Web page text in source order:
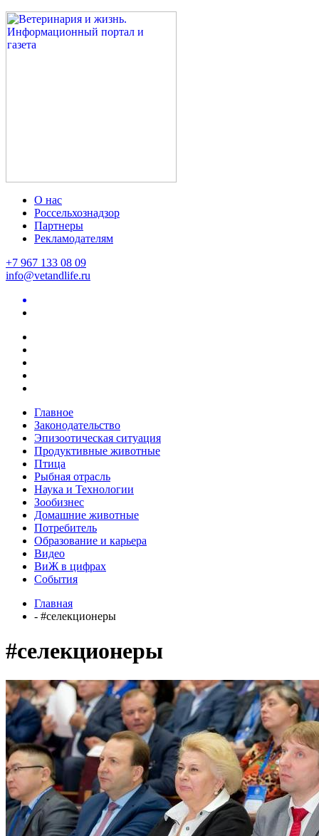
О нас
Россельхознадзор
Партнеры
Рекламодателям
+7 967 133 08 09
info@vetandlife.ru
Главное
Законодательство
Эпизоотическая ситуация
Продуктивные животные
Птица
Рыбная отрасль
Наука и Технологии
Зообизнес
Домашние животные
Потребитель
Образование и карьера
Видео
ВиЖ в цифрах
События
Главная
- #селекционеры
#селекционеры